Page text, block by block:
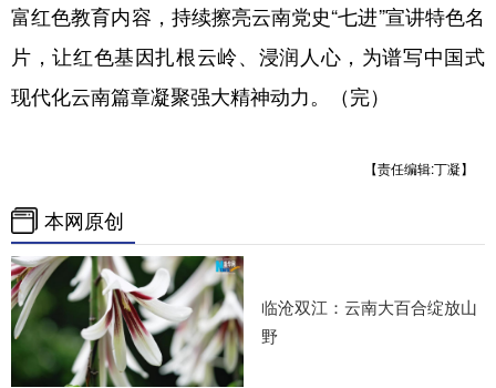
富红色教育内容，持续擦亮云南党史“七进”宣讲特色名
片，让红色基因扎根云岭、浸润人心，为谱写中国式
现代化云南篇章凝聚强大精神动力。（完）
【责任编辑:丁凝】
本网原创
临沧双江：云南大百合绽放山
野